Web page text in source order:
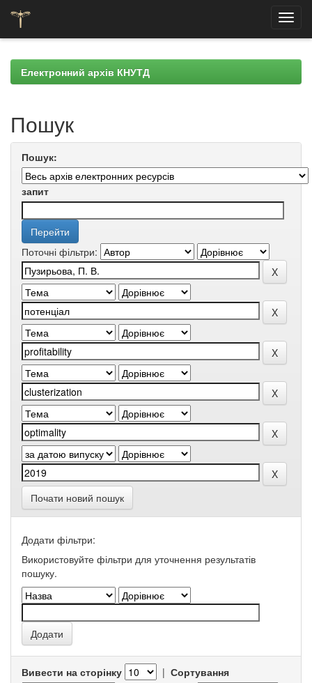
navigationЕлектронний архів КНУТД
Пошук
Пошук:
запит
Поточні фільтри:
Почати новий пошук
Додати фільтри:
Використовуйте фільтри для уточнення результатів
пошуку.
Вивести на сторінку | Сортування